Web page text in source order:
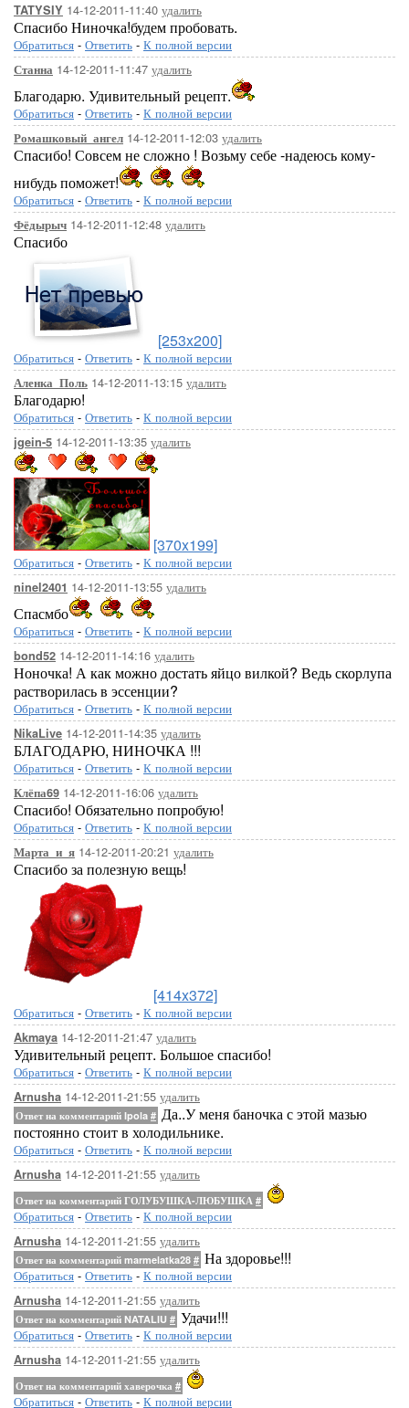
TATYSIY 14-12-2011-11:40 удалить
Спасибо Ниночка!будем пробовать.
Обратиться - Ответить - К полной версии
Станна 14-12-2011-11:47 удалить
Благодарю. Удивительный рецепт.
Обратиться - Ответить - К полной версии
Ромашковый_ангел 14-12-2011-12:03 удалить
Спасибо! Совсем не сложно ! Возьму себе -надеюсь кому-
нибудь поможет!
Обратиться - Ответить - К полной версии
Фёдырыч 14-12-2011-12:48 удалить
Спасибо
[253x200]
Обратиться - Ответить - К полной версии
Аленка_Поль 14-12-2011-13:15 удалить
Благодарю!
Обратиться - Ответить - К полной версии
jgein-5 14-12-2011-13:35 удалить
[370x199]
Обратиться - Ответить - К полной версии
ninel2401 14-12-2011-13:55 удалить
Спасмбо
Обратиться - Ответить - К полной версии
bond52 14-12-2011-14:16 удалить
Ноночка! А как можно достать яйцо вилкой? Ведь скорлупа
растворилась в эссенции?
Обратиться - Ответить - К полной версии
NikaLive 14-12-2011-14:35 удалить
БЛАГОДАРЮ, НИНОЧКА !!!
Обратиться - Ответить - К полной версии
Клёпа69 14-12-2011-16:06 удалить
Спасибо! Обязательно попробую!
Обратиться - Ответить - К полной версии
Марта_и_я 14-12-2011-20:21 удалить
Спасибо за полезную вещь!
[414x372]
Обратиться - Ответить - К полной версии
Akmaya 14-12-2011-21:47 удалить
Удивительный рецепт. Большое спасибо!
Обратиться - Ответить - К полной версии
Arnusha 14-12-2011-21:55 удалить
Ответ на комментарий Ipola # Да..У меня баночка с этой мазью
постоянно стоит в холодильнике.
Обратиться - Ответить - К полной версии
Arnusha 14-12-2011-21:55 удалить
Ответ на комментарий ГОЛУБУШКА-ЛЮБУШКА #
Обратиться - Ответить - К полной версии
Arnusha 14-12-2011-21:55 удалить
Ответ на комментарий marmelatka28 # На здоровье!!!
Обратиться - Ответить - К полной версии
Arnusha 14-12-2011-21:55 удалить
Ответ на комментарий NATALIU # Удачи!!!
Обратиться - Ответить - К полной версии
Arnusha 14-12-2011-21:55 удалить
Ответ на комментарий хаверочка #
Обратиться - Ответить - К полной версии